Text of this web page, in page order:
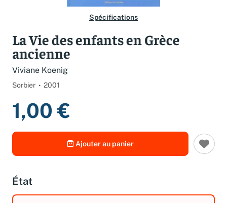
Spécifications
La Vie des enfants en Grèce
ancienne
Viviane Koenig
Sorbier 2001
1,00 €
Ajouter au panier
État